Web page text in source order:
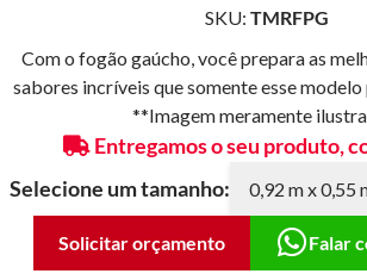
SKU: TMRFPG
Com o fogão gaúcho, você prepara as
sabores incríveis que somente esse
**Imagem meramente
Entregamos o seu produto,
Selecione um tamanho:
Solicitar orçamento Falar